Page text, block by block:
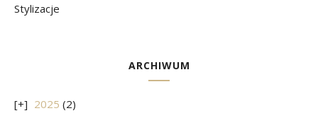
Stylizacje
ARCHIWUM
2025 (2)